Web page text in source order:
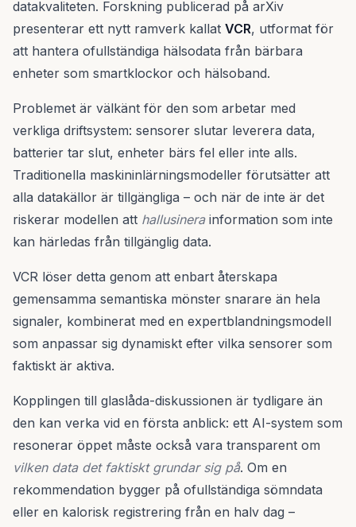
datakvaliteten. Forskning publicerad på arXiv
presenterar ett nytt ramverk kallat VCR, utformat för
att hantera ofullständiga hälsodata från bärbara
enheter som smartklockor och hälsoband.
Problemet är välkänt för den som arbetar med
verkliga driftsystem: sensorer slutar leverera data,
batterier tar slut, enheter bärs fel eller inte alls.
Traditionella maskininlärningsmodeller förutsätter att
alla datakällor är tillgängliga – och när de inte är det
riskerar modellen att hallusinerainformation som inte
kan härledas från tillgänglig data.
VCR löser detta genom att enbart återskapa
gemensamma semantiska mönster snarare än hela
signaler, kombinerat med en expertblandningsmodell
som anpassar sig dynamiskt efter vilka sensorer som
faktiskt är aktiva.
Kopplingen till glaslåda-diskussionen är tydligare än
den kan verka vid en första anblick: ett AI-system som
resonerar öppet måste också vara transparent om
vilken data det faktiskt grundar sig på. Om en
rekommendation bygger på ofullständiga sömndata
eller en kalorisk registrering från en halv dag –